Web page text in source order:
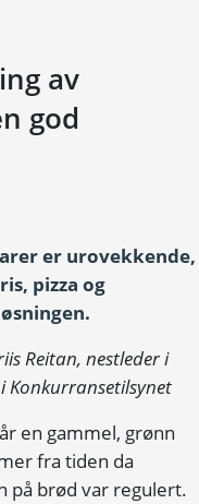
av
god
er urovekkende,
pizza og
Reitan, nestleder i
Konkurransetilsynet
en gammel, grønn
fra tiden da
på brød var regulert.